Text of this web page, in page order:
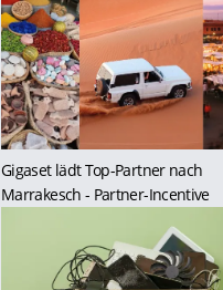
Gigaset lädt Top-Partner nach
Marrakesch - Partner-Incentive